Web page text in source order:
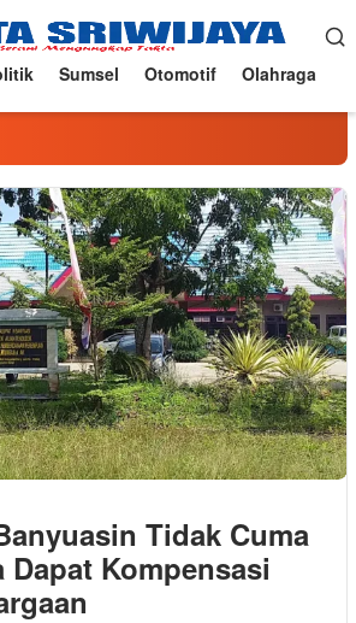
Sumsel Otomotif Olahraga
Tidak Cuma
Dapat Kompensasi